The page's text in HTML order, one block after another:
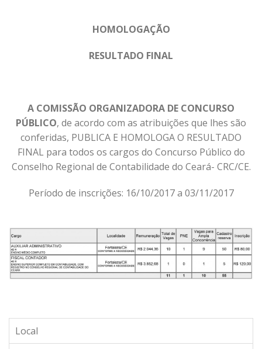
HOMOLOGAÇÃO
RESULTADO FINAL
A COMISSÃO ORGANIZADORA DE CONCURSO
PÚBLICO, de acordo com as atribuições que lhes são
conferidas, PUBLICA E HOMOLOGA O RESULTADO
FINAL para todos os cargos do Concurso Público do
Conselho Regional de Contabilidade do Ceará- CRC/CE.
Período de inscrições: 16/10/2017 a 03/11/2017
Local